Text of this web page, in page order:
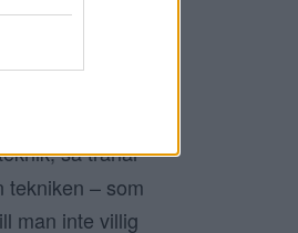
är mitt sätt
själv, vara
får inte kunder
så tränar
tekniken – som
man inte villig